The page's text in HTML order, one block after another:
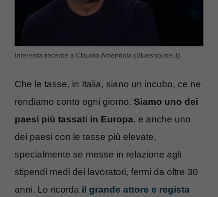
Intervista recente a Claudio Amendola (Blueshouse.it)
Che le tasse, in Italia, siano un incubo, ce ne
rendiamo conto ogni giorno. Siamo uno dei
paesi più tassati in Europa, e anche uno
dei paesi con le tasse più elevate,
specialmente se messe in relazione agli
stipendi medi dei lavoratori, fermi da oltre 30
anni. Lo ricorda il grande attore e regista